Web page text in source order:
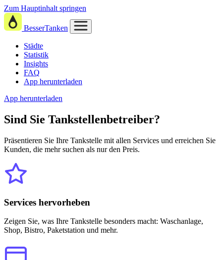
Zum Hauptinhalt springen
BesserTanken
Städte
Statistik
Insights
FAQ
App herunterladen
App herunterladen
Sind Sie Tankstellenbetreiber?
Präsentieren Sie Ihre Tankstelle mit allen Services und erreichen Sie
Kunden, die mehr suchen als nur den Preis.
Services hervorheben
Zeigen Sie, was Ihre Tankstelle besonders macht: Waschanlage,
Shop, Bistro, Paketstation und mehr.